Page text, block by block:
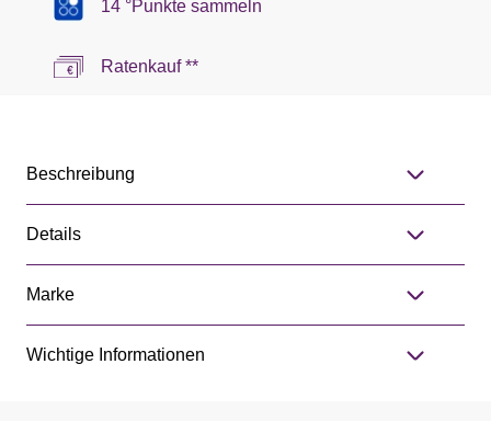
14 °Punkte sammeln
Ratenkauf **
Beschreibung
Details
Marke
Wichtige Informationen